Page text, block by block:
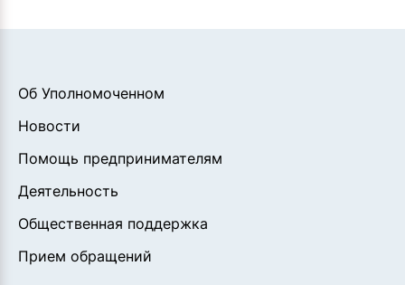
Об Уполномоченном
Новости
Помощь предпринимателям
Деятельность
Общественная поддержка
Прием обращений